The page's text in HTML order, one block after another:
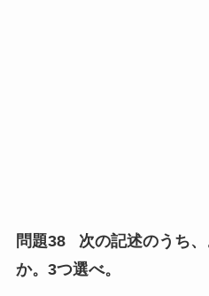
問題38
次の記述のうち
か。3つ選べ。